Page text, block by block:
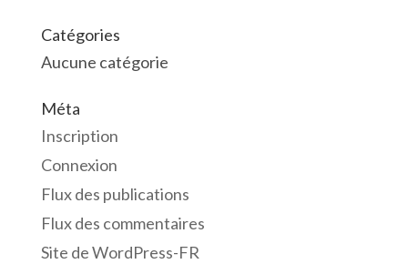
Catégories
Aucune catégorie
Méta
Inscription
Connexion
Flux des publications
Flux des commentaires
Site de WordPress-FR